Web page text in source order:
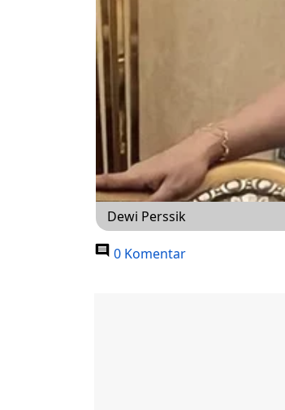
Dewi Perssik
0 Komentar